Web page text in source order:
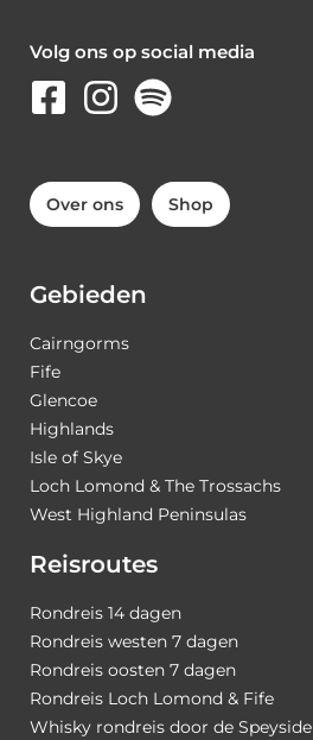
Volg ons op social media
Over ons Shop
Gebieden
Cairngorms
Fife
Glencoe
Highlands
Isle of Skye
Loch Lomond & The Trossachs
West Highland Peninsulas
Reisroutes
Rondreis 14 dagen
Rondreis westen 7 dagen
Rondreis oosten 7 dagen
Rondreis Loch Lomond & Fife
Whisky rondreis door de Speyside